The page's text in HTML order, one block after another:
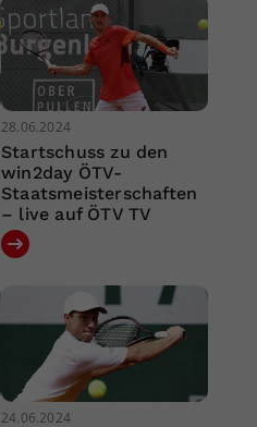
28.06.2024
Startschuss zu den
win2day ÖTV-
Staatsmeisterschaften
– live auf ÖTV TV
24.06.2024